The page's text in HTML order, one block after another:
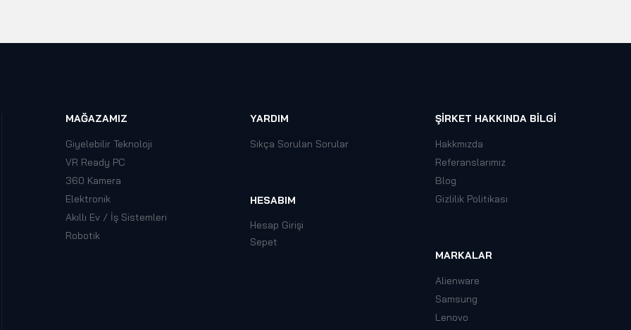
MAĞAZAMIZ
Giyelebilir Teknoloji
VR Ready PC
360 Kamera
Elektronik
Akıllı Ev / İş Sistemleri
Robotik
YARDIM
Sıkça Sorulan Sorular
HESABIM
Hesap Girişi
Sepet
ŞIRKET HAKKINDA BILGI
Hakkmızda
Referanslarımız
Blog
Gizlilik Politikası
MARKALAR
Alienware
Samsung
Lenovo